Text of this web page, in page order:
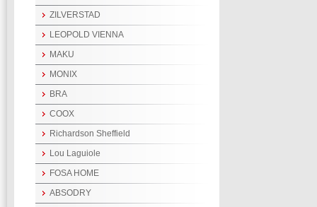
ZILVERSTAD
LEOPOLD VIENNA
MAKU
MONIX
BRA
COOX
Richardson Sheffield
Lou Laguiole
FOSA HOME
ABSODRY